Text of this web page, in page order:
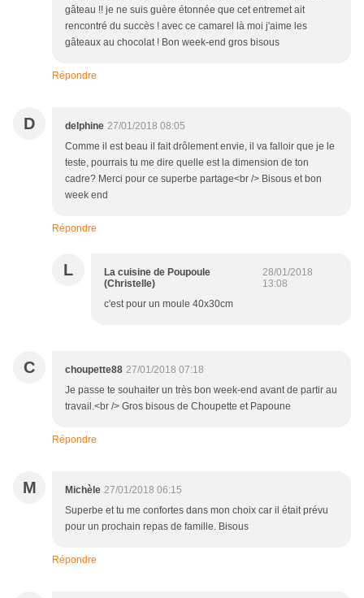
gâteau !! je ne suis guère étonnée que cet entremet ait
rencontré du succès ! avec ce camarel là moi j'aime les
gâteaux au chocolat ! Bon week-end gros bisous
Répondre
D delphine 27/01/2018 08:05
Comme il est beau il fait drôlement envie, il va falloir que je le
teste, pourrais tu me dire quelle est la dimension de ton
cadre? Merci pour ce superbe partage<br /> Bisous et bon
week end
Répondre
L
La cuisine de Poupoule
(Christelle)
28/01/2018
13:08
c'est pour un moule 40x30cm
C choupette88 27/01/2018 07:18
Je passe te souhaiter un très bon week-end avant de partir au
travail.<br /> Gros bisous de Choupette et Papoune
Répondre
M Michèle 27/01/2018 06:15
Superbe et tu me confortes dans mon choix car il était prévu
pour un prochain repas de famille. Bisous
Répondre